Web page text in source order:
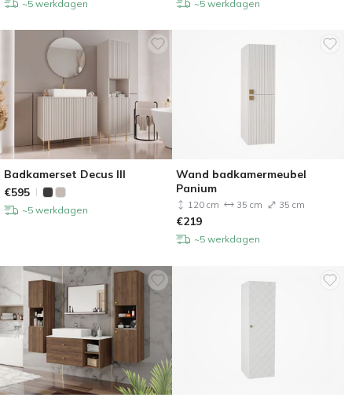
~5 werkdagen ~5 werkdagen
Badkamerset Decus III
€595
~5 werkdagen
Wand badkamermeubel
Panium
120 cm 35 cm 35 cm
€219
~5 werkdagen